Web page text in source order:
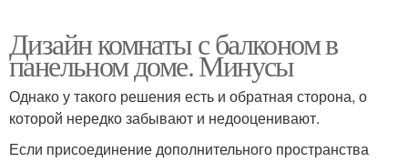
Дизайн комнаты с балконом в
панельном доме. Минусы
Однако у такого решения есть и обратная сторона, о
которой нередко забывают и недооценивают.
Если присоединение дополнительного пространства